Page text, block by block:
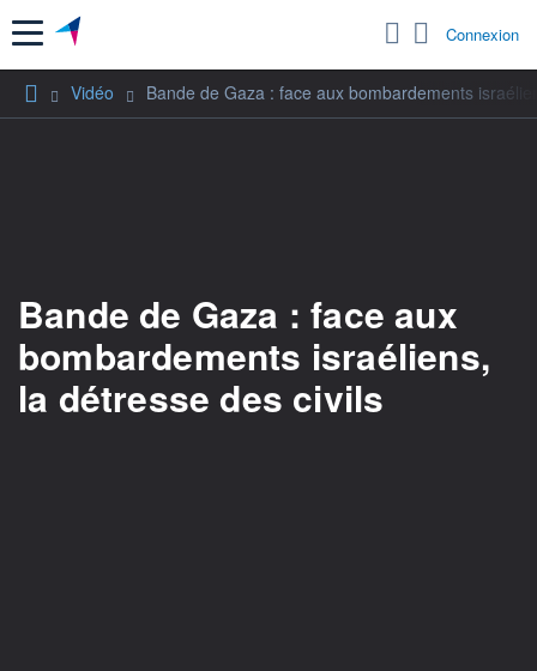
Menu Connexion
Vidéo Bande de Gaza : face aux bombardements
Bande de Gaza : face aux
bombardements israéliens,
la détresse des civils